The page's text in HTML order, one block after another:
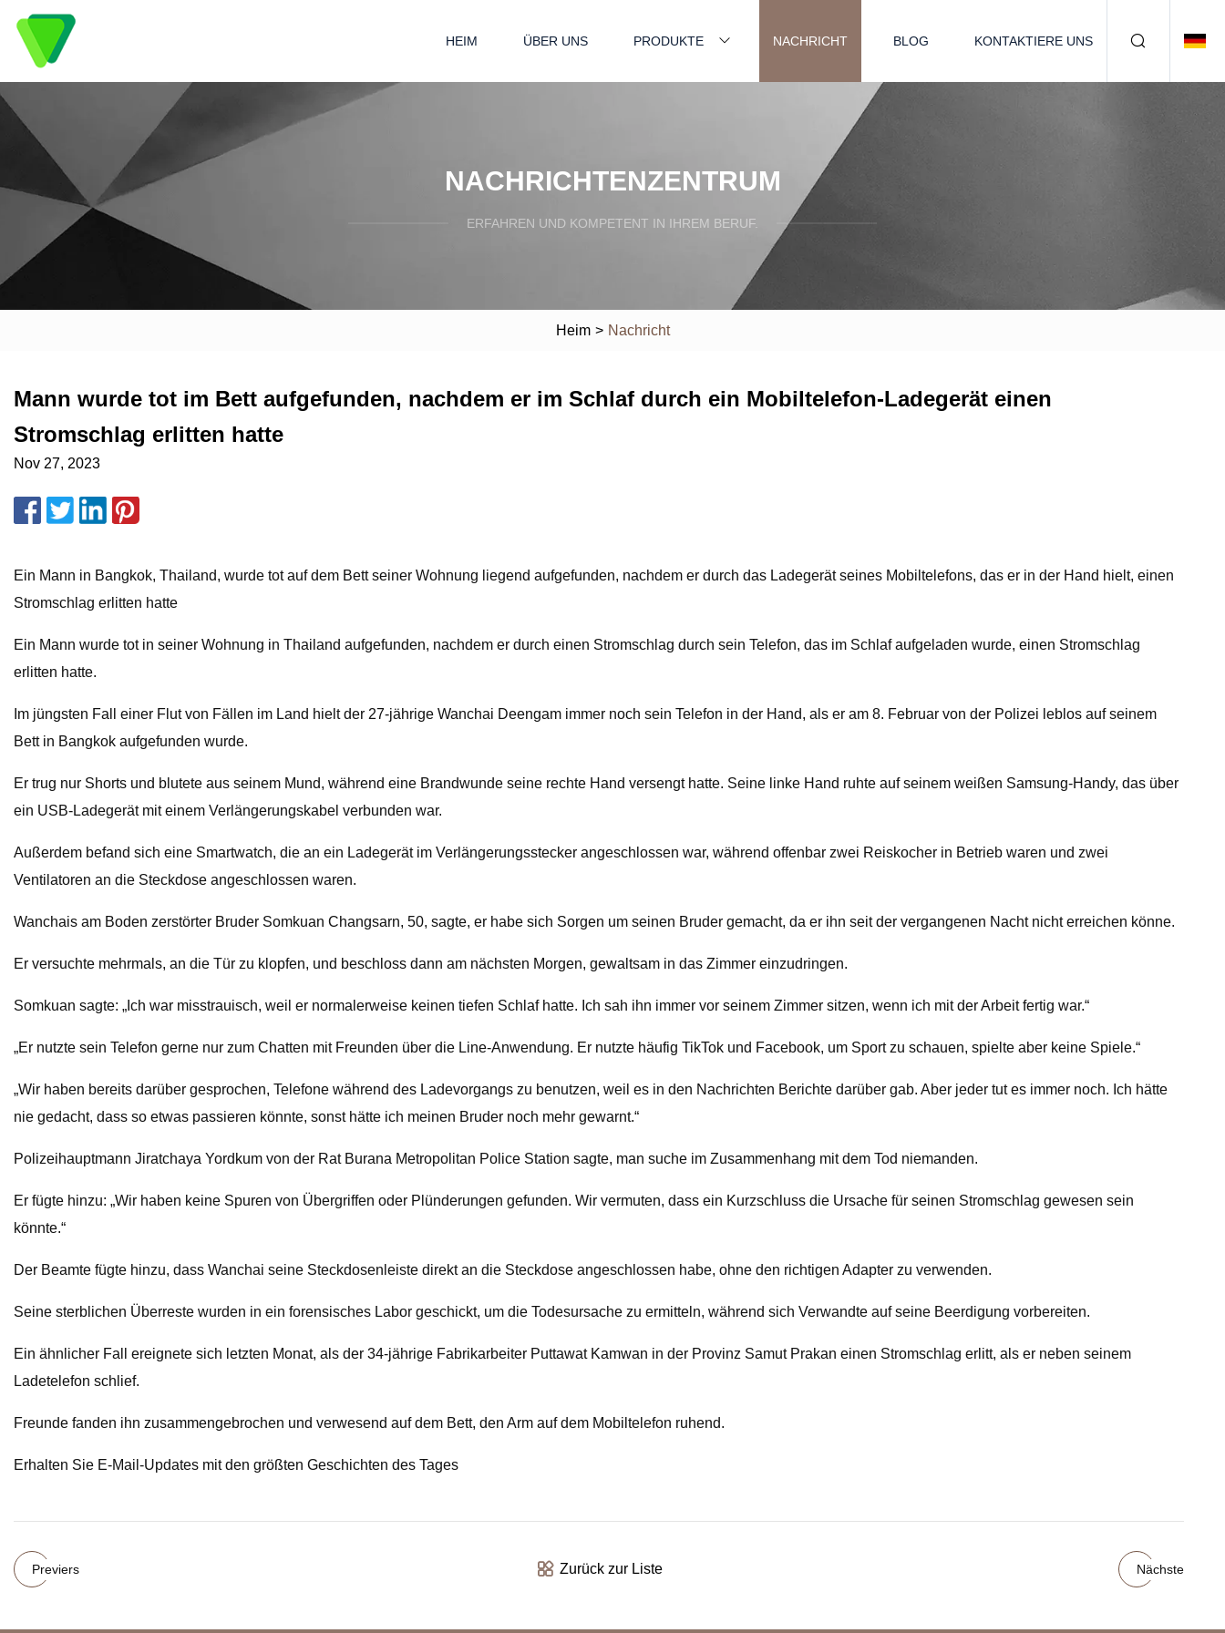
HEIM ÜBER UNS PRODUKTE NACHRICHT BLOG KONTAKTIERE UNS
NACHRICHTENZENTRUM
ERFAHREN UND KOMPETENT IN IHREM BERUF.
Heim > Nachricht
Mann wurde tot im Bett aufgefunden, nachdem er im Schlaf durch ein Mobiltelefon-Ladegerät einen
Stromschlag erlitten hatte
Nov 27, 2023
Ein Mann in Bangkok, Thailand, wurde tot auf dem Bett seiner Wohnung liegend aufgefunden, nachdem er durch das Ladegerät seines Mobiltelefons, das er in der Hand hielt, einen
Stromschlag erlitten hatte
Ein Mann wurde tot in seiner Wohnung in Thailand aufgefunden, nachdem er durch einen Stromschlag durch sein Telefon, das im Schlaf aufgeladen wurde, einen Stromschlag
erlitten hatte.
Im jüngsten Fall einer Flut von Fällen im Land hielt der 27-jährige Wanchai Deengam immer noch sein Telefon in der Hand, als er am 8. Februar von der Polizei leblos auf seinem
Bett in Bangkok aufgefunden wurde.
Er trug nur Shorts und blutete aus seinem Mund, während eine Brandwunde seine rechte Hand versengt hatte. Seine linke Hand ruhte auf seinem weißen Samsung-Handy, das über
ein USB-Ladegerät mit einem Verlängerungskabel verbunden war.
Außerdem befand sich eine Smartwatch, die an ein Ladegerät im Verlängerungsstecker angeschlossen war, während offenbar zwei Reiskocher in Betrieb waren und zwei
Ventilatoren an die Steckdose angeschlossen waren.
Wanchais am Boden zerstörter Bruder Somkuan Changsarn, 50, sagte, er habe sich Sorgen um seinen Bruder gemacht, da er ihn seit der vergangenen Nacht nicht erreichen könne.
Er versuchte mehrmals, an die Tür zu klopfen, und beschloss dann am nächsten Morgen, gewaltsam in das Zimmer einzudringen.
Somkuan sagte: „Ich war misstrauisch, weil er normalerweise keinen tiefen Schlaf hatte. Ich sah ihn immer vor seinem Zimmer sitzen, wenn ich mit der Arbeit fertig war.“
„Er nutzte sein Telefon gerne nur zum Chatten mit Freunden über die Line-Anwendung. Er nutzte häufig TikTok und Facebook, um Sport zu schauen, spielte aber keine Spiele.“
„Wir haben bereits darüber gesprochen, Telefone während des Ladevorgangs zu benutzen, weil es in den Nachrichten Berichte darüber gab. Aber jeder tut es immer noch. Ich hätte
nie gedacht, dass so etwas passieren könnte, sonst hätte ich meinen Bruder noch mehr gewarnt.“
Polizeihauptmann Jiratchaya Yordkum von der Rat Burana Metropolitan Police Station sagte, man suche im Zusammenhang mit dem Tod niemanden.
Er fügte hinzu: „Wir haben keine Spuren von Übergriffen oder Plünderungen gefunden. Wir vermuten, dass ein Kurzschluss die Ursache für seinen Stromschlag gewesen sein
könnte.“
Der Beamte fügte hinzu, dass Wanchai seine Steckdosenleiste direkt an die Steckdose angeschlossen habe, ohne den richtigen Adapter zu verwenden.
Seine sterblichen Überreste wurden in ein forensisches Labor geschickt, um die Todesursache zu ermitteln, während sich Verwandte auf seine Beerdigung vorbereiten.
Ein ähnlicher Fall ereignete sich letzten Monat, als der 34-jährige Fabrikarbeiter Puttawat Kamwan in der Provinz Samut Prakan einen Stromschlag erlitt, als er neben seinem
Ladetelefon schlief.
Freunde fanden ihn zusammengebrochen und verwesend auf dem Bett, den Arm auf dem Mobiltelefon ruhend.
Erhalten Sie E-Mail-Updates mit den größten Geschichten des Tages
Previers Zurück zur Liste Nächste